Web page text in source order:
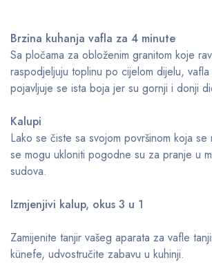
Brzina kuhanja vafla za 4 minute
Sa pločama za obloženim granitom koje
raspodjeljuju toplinu po cijelom dijelu,
pojavljuje se ista boja jer su gornji i donji
Kalupi
Lako se čiste sa svojom površinom koja
se mogu ukloniti pogodne su za pranje u
sudova.
Izmjenjivi kalup, okus 3 u 1
Zamijenite tanjir vašeg aparata za vafle
künefe, udvostručite zabavu u kuhinji.